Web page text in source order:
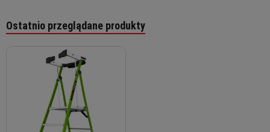
Ostatnio przeglądane produkty